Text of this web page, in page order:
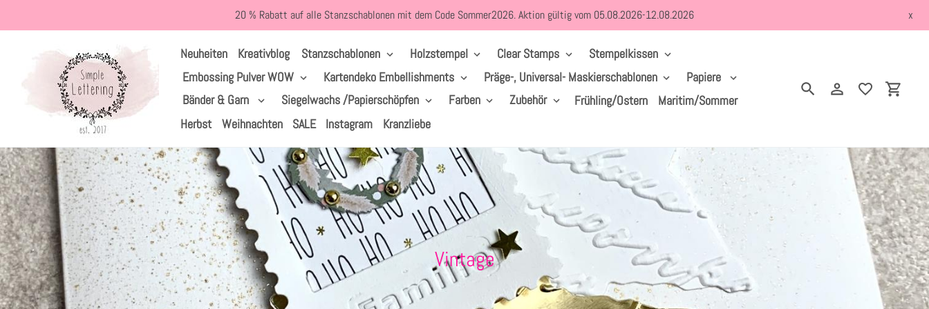
zum
20 % Rabatt auf alle Stanzschablonen mit dem Code Sommer2026. Aktion gültig vom 05.08.2026-12.08.2026 x
Neuheiten Kreativblog Stanzschablonen Holzstempel Clear Stamps
Stempelkissen
Embossing Pulver WOW
Kartendeko Embellishments Präge-, Universal- Maskierschablonen
Papiere
Bänder & Garn
Siegelwachs /Papierschöpfen Farben Zubehör Frühling/Ostern
Maritim/Sommer
Herbst
Weihnachten SALE Instagram Kranzliebe
SuchenEinloggen
Startseite › Vintage
S
a
Vintage